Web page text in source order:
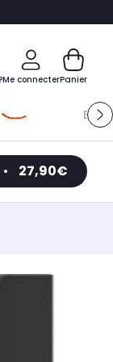
Me connecterPanier
• 27,90€